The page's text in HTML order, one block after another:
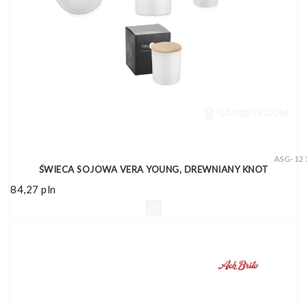
ASG-
ŚWIECA SOJOWA VERA YOUNG, DREWNIANY KNOT
84,27 pln